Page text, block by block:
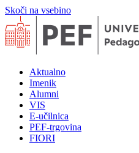
Skoči na vsebino
Aktualno
Imenik
Alumni
VIS
E-učilnica
PEF-trgovina
FIORI